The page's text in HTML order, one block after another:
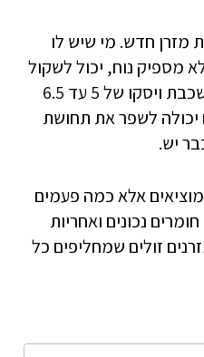
מזרן חדש. מי שיש לו
מספיק נוח, יכול לשקול
טופר למזרן כפתרון ביניים. שכבת ויסקו של 5 עד 6.5
יכולה לשפר את תחושת
יש.
אלא כמה פעמים
נכונים ואחריות
זולים שמחליפים כל